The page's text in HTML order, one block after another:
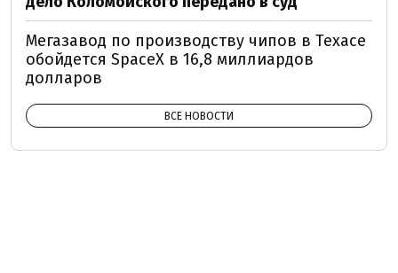
Мегазавод по производству чипов в Техасе
обойдется SpaceX в 16,8 миллиардов
долларов
ВСЕ НОВОСТИ